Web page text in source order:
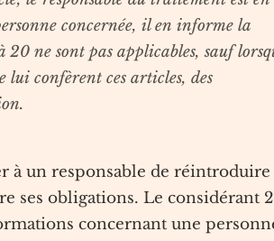
concernée, il en informe la
20 ne sont pas applicables, sauf
lui confèrent ces articles, des
à un responsable de réintroduire
ses obligations. Le considérant
concernant une